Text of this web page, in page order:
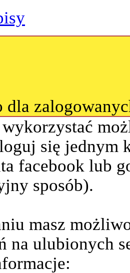
dla
się jednym
facebook lub
sposób).
masz
na ulubionych